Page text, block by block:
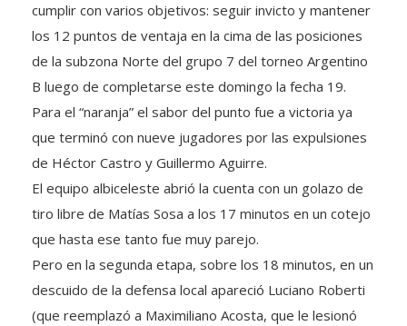
cumplir con varios objetivos: seguir invicto y mantener
los 12 puntos de ventaja en la cima de las posiciones
de la subzona Norte del grupo 7 del torneo Argentino
B luego de completarse este domingo la fecha 19.
Para el “naranja” el sabor del punto fue a victoria ya
que terminó con nueve jugadores por las expulsiones
de Héctor Castro y Guillermo Aguirre.
El equipo albiceleste abrió la cuenta con un golazo de
tiro libre de Matías Sosa a los 17 minutos en un cotejo
que hasta ese tanto fue muy parejo.
Pero en la segunda etapa, sobre los 18 minutos, en un
descuido de la defensa local apareció Luciano Roberti
(que reemplazó a Maximiliano Acosta, que le lesionó